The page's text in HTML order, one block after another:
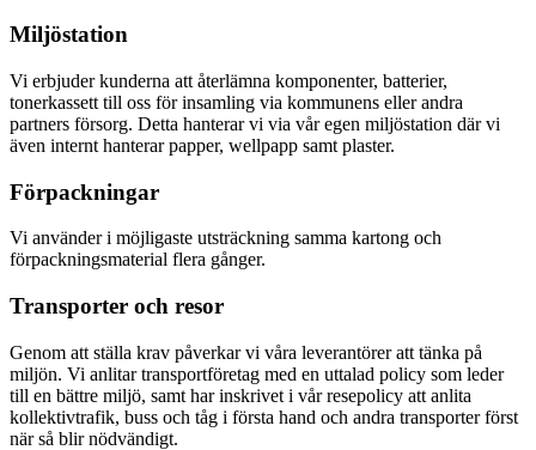
Miljöstation
Vi erbjuder kunderna att återlämna komponenter, batterier,
tonerkassett till oss för insamling via kommunens eller andra
partners försorg. Detta hanterar vi via vår egen miljöstation där vi
även internt hanterar papper, wellpapp samt plaster.
Förpackningar
Vi använder i möjligaste utsträckning samma kartong och
förpackningsmaterial flera gånger.
Transporter och resor
Genom att ställa krav påverkar vi våra leverantörer att tänka på
miljön. Vi anlitar transportföretag med en uttalad policy som leder
till en bättre miljö, samt har inskrivet i vår resepolicy att anlita
kollektivtrafik, buss och tåg i första hand och andra transporter först
när så blir nödvändigt.